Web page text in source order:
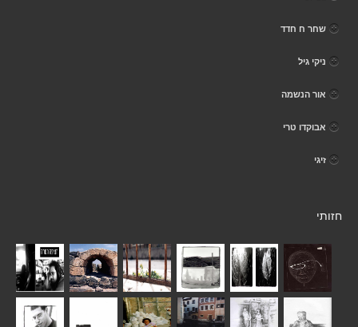
שחר ח חדד
ניקי גיל
אור הנשמה
אבוקדו טרי
זיגי
חזותי